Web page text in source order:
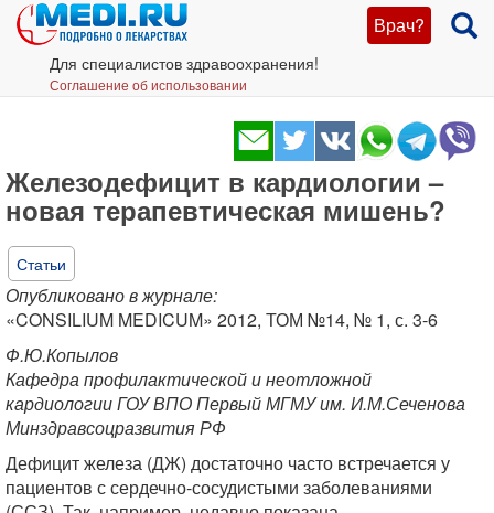
Врач?
Для специалистов здравоохранения!
Соглашение об использовании
Железодефицит в кардиологии –
новая терапевтическая мишень?
Статьи
Опубликовано в журнале:
«CONSILIUM MEDICUM» 2012, ТОМ №14, № 1, с. 3-6
Ф.Ю.Копылов
Кафедра профилактической и неотложной
кардиологии ГОУ ВПО Первый МГМУ им. И.М.Сеченова
Минздравсоцразвития РФ
Дефицит железа (ДЖ) достаточно часто встречается у
пациентов с сердечно-сосудистыми заболеваниями